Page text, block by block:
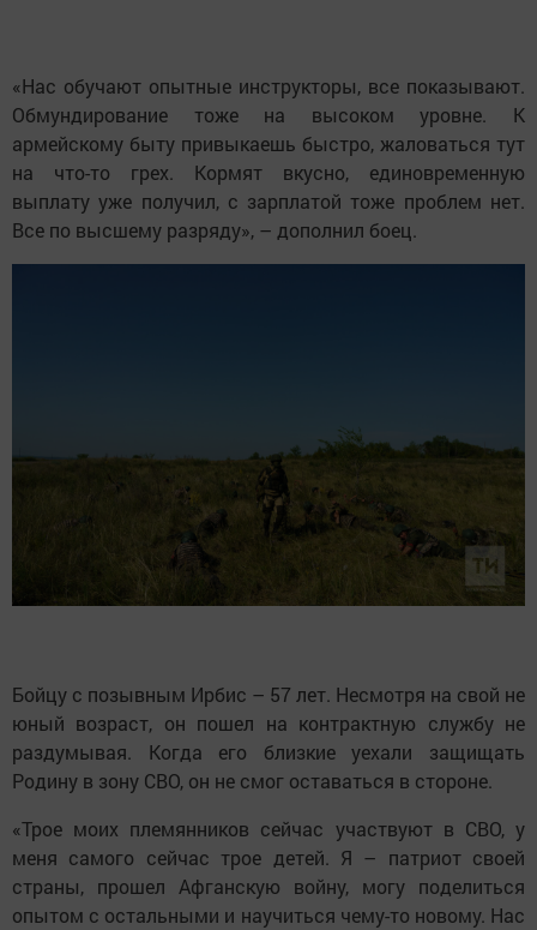
«Нас обучают опытные инструкторы, все показывают.
Обмундирование тоже на высоком уровне. К
армейскому быту привыкаешь быстро, жаловаться тут
на что-то грех. Кормят вкусно, единовременную
выплату уже получил, с зарплатой тоже проблем нет.
Все по высшему разряду», – дополнил боец.
Бойцу с позывным Ирбис – 57 лет. Несмотря на свой не
юный возраст, он пошел на контрактную службу не
раздумывая. Когда его близкие уехали защищать
Родину в зону СВО, он не смог оставаться в стороне.
«Трое моих племянников сейчас участвуют в СВО, у
меня самого сейчас трое детей. Я – патриот своей
страны, прошел Афганскую войну, могу поделиться
опытом с остальными и научиться чему-то новому. Нас